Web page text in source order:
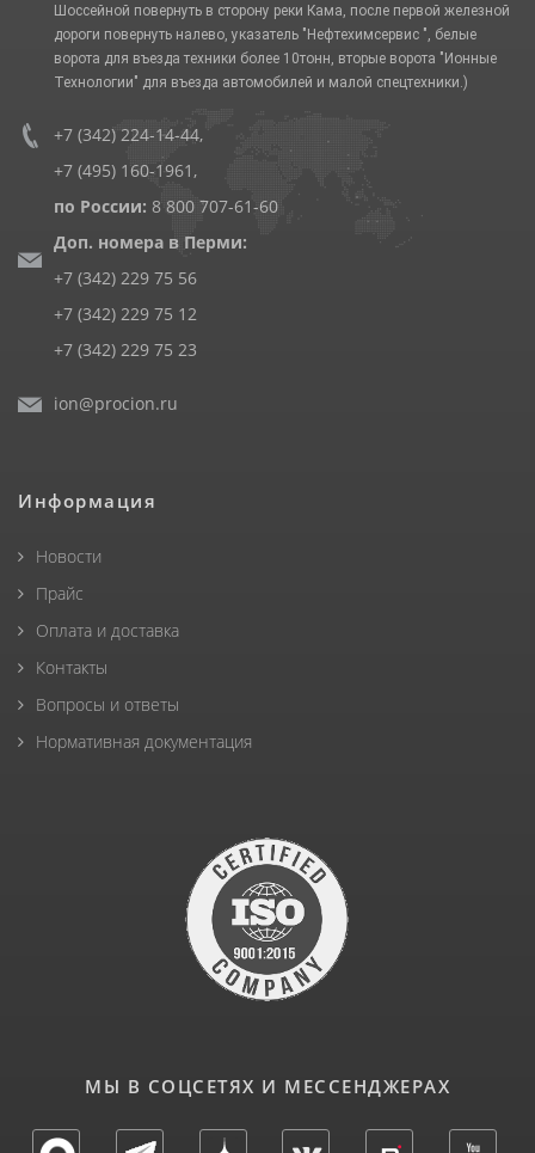
Шоссейной повернуть в сторону реки Кама, после первой железной
дороги повернуть налево, указатель "Нефтехимсервис ", белые
ворота для въезда техники более 10тонн, вторые ворота "Ионные
Технологии" для въезда автомобилей и малой спецтехники.)
+7 (342) 224-14-44,
+7 (495) 160-1961 ,
по России: 8 800 707-61-60
Доп. номера в Перми:
+7 (342) 229 75 56
+7 (342) 229 75 12
+7 (342) 229 75 23
ion@procion.ru
Информация
Новости
Прайс
Оплата и доставка
Контакты
Вопросы и ответы
Нормативная документация
МЫ В СОЦСЕТЯХ И МЕССЕНДЖЕРАХ